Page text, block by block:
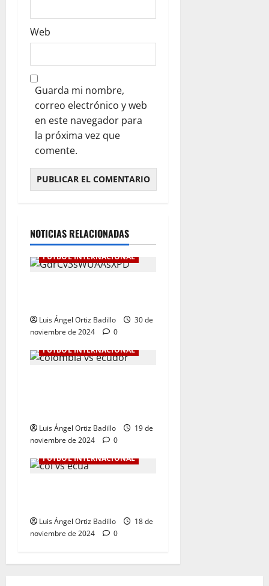
Web
Guarda mi nombre,
correo electrónico y web
en este navegador para
la próxima vez que
comente.
NOTICIAS RELACIONADAS
FÚTBOL INTERNACIONAL
Luis Ángel Ortiz Badillo
30 de
noviembre de 2024
0
FÚTBOL INTERNACIONAL
Luis Ángel Ortiz Badillo
19 de
noviembre de 2024
0
FÚTBOL INTERNACIONAL
Luis Ángel Ortiz Badillo
18 de
noviembre de 2024
0